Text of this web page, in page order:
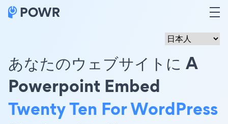
あなたのウェブサイトに A
Powerpoint Embed
Twenty Ten For WordPress